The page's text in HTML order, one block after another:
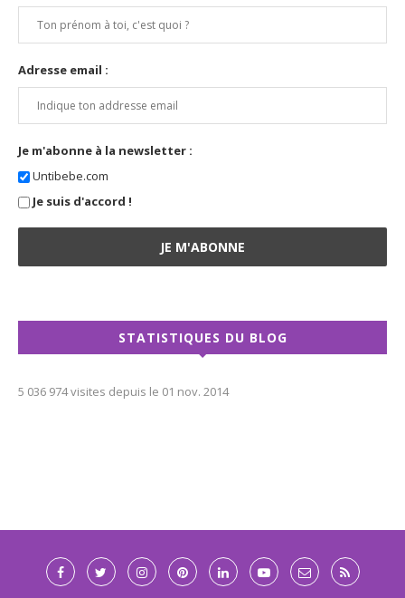
Adresse email :
Je m'abonne à la newsletter :
Untibebe.com
Je suis d'accord !
STATISTIQUES DU BLOG
5 036 974 visites depuis le 01 nov. 2014